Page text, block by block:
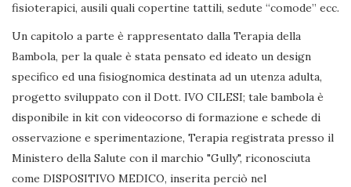
fisioterapici, ausili quali copertine tattili, sedute “comode” ecc.
Un capitolo a parte è rappresentato dalla Terapia della
Bambola, per la quale è stata pensato ed ideato un design
specifico ed una fisiognomica destinata ad un utenza adulta,
progetto sviluppato con il Dott. IVO CILESI; tale bambola è
disponibile in kit con videocorso di formazione e schede di
osservazione e sperimentazione, Terapia registrata presso il
Ministero della Salute con il marchio "Gully", riconosciuta
come DISPOSITIVO MEDICO, inserita perciò nel